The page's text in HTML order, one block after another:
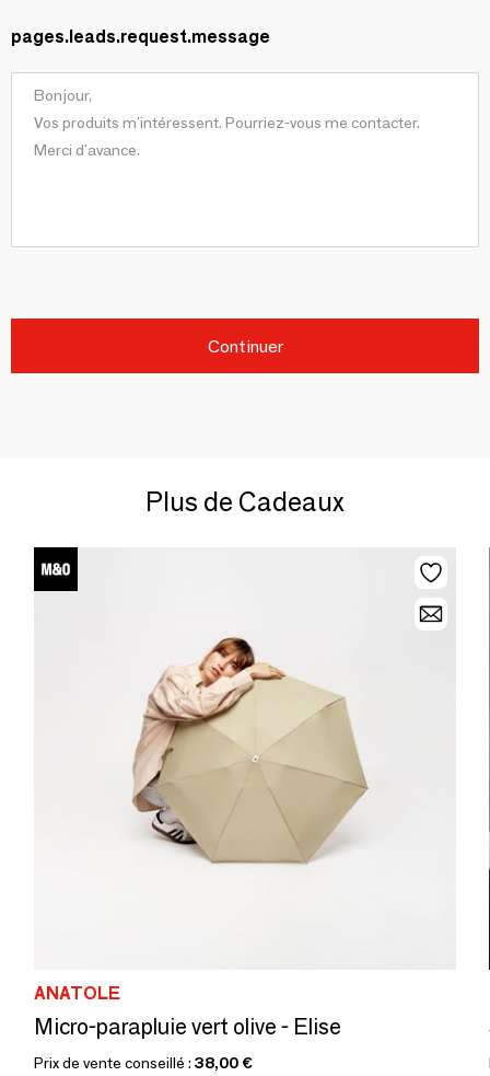
pages.leads.request.message
Continuer
Plus de Cadeaux
ANATOLE
Micro-parapluie vert olive - Elise
Prix de vente conseillé : 38,00 €